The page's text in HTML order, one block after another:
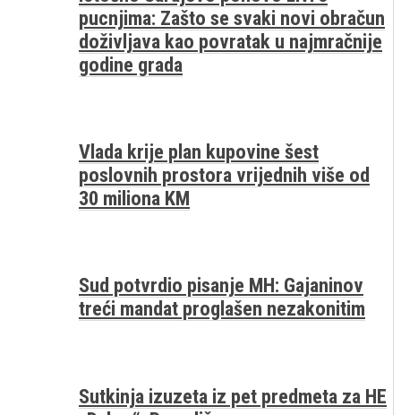
pucnjima: Zašto se svaki novi obračun
doživljava kao povratak u najmračnije
godine grada
Vlada krije plan kupovine šest
poslovnih prostora vrijednih više od
30 miliona KM
Sud potvrdio pisanje MH: Gajaninov
treći mandat proglašen nezakonitim
Sutkinja izuzeta iz pet predmeta za HE